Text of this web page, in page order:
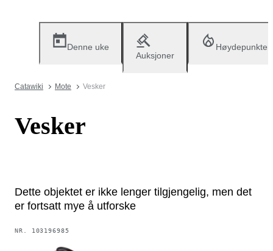
Denne uke
Auksjoner
Høydepunkter
Catawiki Mote Vesker
Vesker
Dette objektet er ikke lenger tilgjengelig, men det
er fortsatt mye å utforske
NR. 103196985